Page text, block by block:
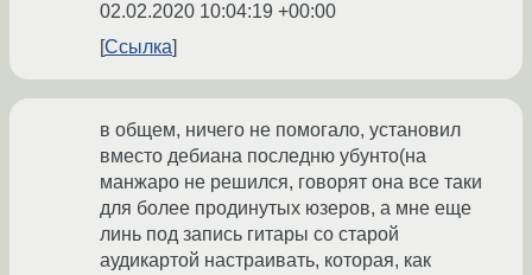
02.02.2020 10:04:19 +00:00
Ссылка
в общем, ничего не помогало, установил
вместо дебиана последню убунто(на
манжаро не решился, говорят она все таки
для более продинутых юзеров, а мне еще
линь под запись гитары со старой
аудикартой настраивать, которая, как